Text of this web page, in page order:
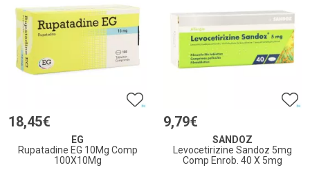
18,45€
EG
Rupatadine EG 10Mg Comp
100X10Mg
9,79€
SANDOZ
Levocetirizine Sandoz 5mg
Comp Enrob. 40 X 5mg